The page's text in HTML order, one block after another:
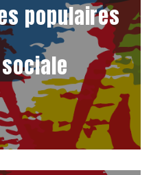
populaires